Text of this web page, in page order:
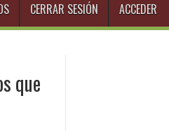
CERRAR SESIÓN ACCEDER
que